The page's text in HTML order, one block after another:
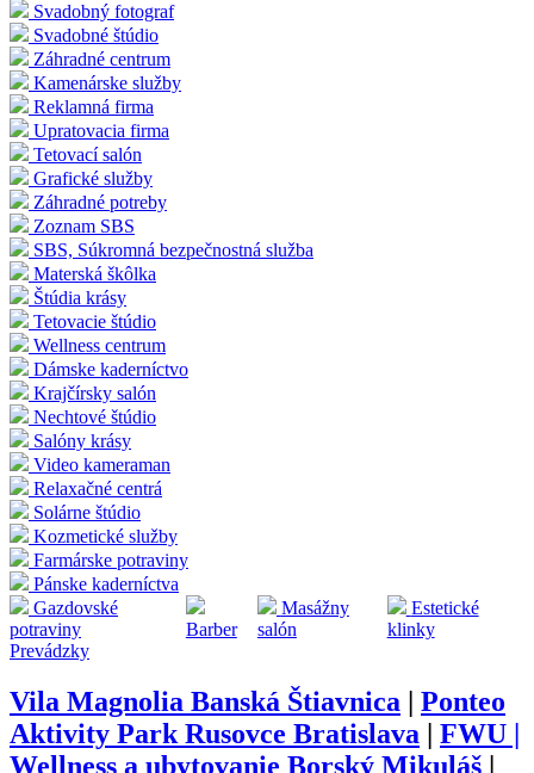
Svadobný fotograf
Svadobné štúdio
Záhradné centrum
Kamenárske služby
Reklamná firma
Upratovacia firma
Tetovací salón
Grafické služby
Záhradné potreby
Zoznam SBS
SBS, Súkromná bezpečnostná služba
Materská škôlka
Štúdia krásy
Tetovacie štúdio
Wellness centrum
Dámske kaderníctvo
Krajčírsky salón
Nechtové štúdio
Salóny krásy
Video kameraman
Relaxačné centrá
Solárne štúdio
Kozmetické služby
Farmárske potraviny
Pánske kaderníctva
Gazdovské
potraviny
Barber
Masážny
salón
Estetické
klinky
Prevádzky
Vila Magnolia Banská Štiavnica
Ponteo
Aktivity Park Rusovce Bratislava
FWU |
Wellness a ubytovanie Borský Mikuláš